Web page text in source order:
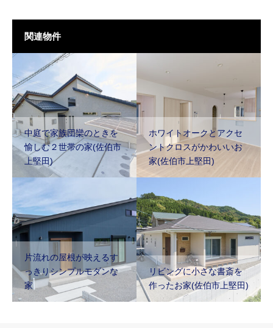
関連物件
中庭で家族団欒のときを
愉しむ２世帯の家(佐伯市
上堅田)
ホワイトオークとアクセ
ントクロスがかわいいお
家(佐伯市上堅田)
片流れの屋根が映えるす
っきりシンプルモダンな
家
リビングに小さな書斎を
作ったお家(佐伯市上堅田)